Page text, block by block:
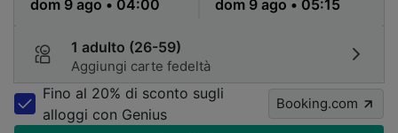
1 adulto (26-59)
Aggiungi carte fedeltà
Fino al 20% di sconto sugli
alloggi con Genius
Booking.com